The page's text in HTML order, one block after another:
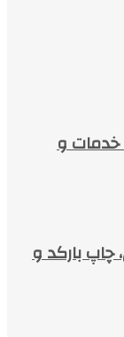
خدمات و
چاپ بارکد و